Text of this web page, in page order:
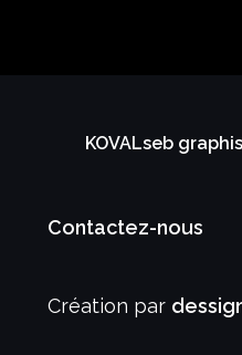
KOVALseb
Contactez-nous
Création par